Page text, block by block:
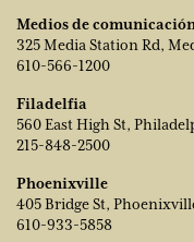
Medios de comunicación
325 Media Station Rd,
610-566-1200
Filadelfia
560 East High St,
215-848-2500
Phoenixville
405 Bridge St,
610-933-5858